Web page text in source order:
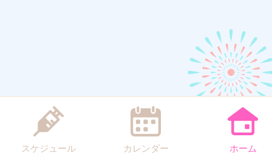
スケジュール カレンダー ホーム